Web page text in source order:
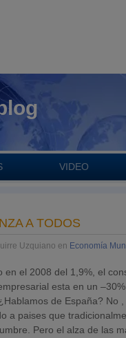
VIDEO
A TODOS
Uzquiano en Economía
en el 2008 del 1,9%, el
esta en un
de España? No
a paises que
Pero el alza de las